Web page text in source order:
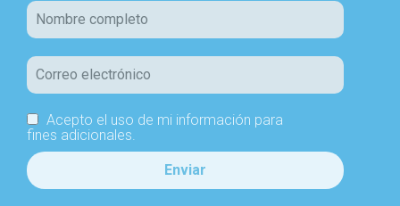
Acepto el uso de mi información para
fines adicionales.